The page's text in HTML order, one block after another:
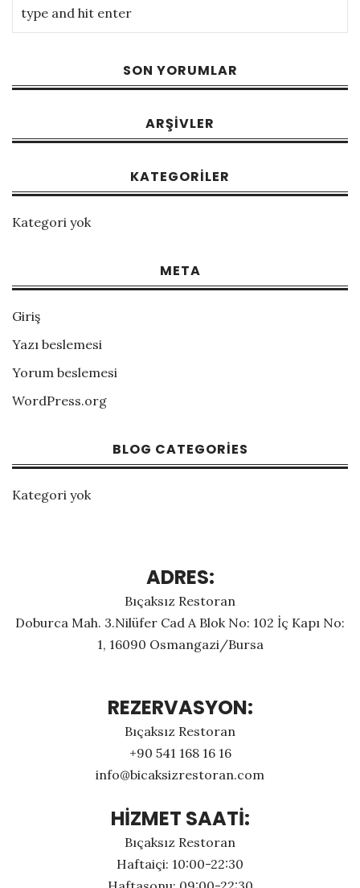
SON YORUMLAR
ARŞIVLER
KATEGORILER
Kategori yok
META
Giriş
Yazı beslemesi
Yorum beslemesi
WordPress.org
BLOG CATEGORIES
Kategori yok
ADRES:
Bıçaksız Restoran
Doburca Mah. 3.Nilüfer Cad A Blok No: 102 İç Kapı No:
1, 16090 Osmangazi/Bursa
REZERVASYON:
Bıçaksız Restoran
+90 541 168 16 16
info@bicaksizrestoran.com
HİZMET SAATİ:
Bıçaksız Restoran
Haftaiçi: 10:00-22:30